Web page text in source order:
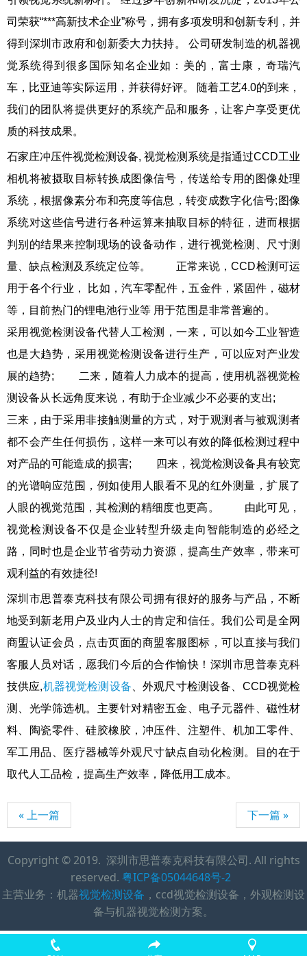
司荣获“***高新技术企业”称号，拥有多项发明和创新专利，并
得到深圳市政府和创新委大力扶持。 公司研发制造的机器视
觉系统得到很多国际知名企业如：美的，富士康，奇瑞汽
车，比亚迪等实际运用，并获得好评。 随着工艺4.0的到来，
我们的团队将提供更好的系统产品和服务，让客户享受更优
质的科技成果。
石家庄冲压件视觉检测设备, 视觉检测系统是指通过CCD工业
相机将被摄取目标转换成图像信号，传送给专用的图像处理
系统，根据像素分布和亮度等信息，转变成数字化信号;图像
系统对这些信号进行各种运算来抽取目标的特征，进而根据
判别的结果来控制现场的设备动作，进行视觉检测、尺寸测
量、缺点检测及系统定位等。 正常来说，CCD检测可运
用于各个行业， 比如，汽车零配件，五金件，紧固件，磁材
等，目前热门的锂电池行业等 用于范围是非常普遍的。
采用视觉检测设备代替人工检测，一来，可以如今工业智造
也是大趋势，采用视觉检测设备进行生产，可以应对产业发
展的趋势; 二来，随着人力成本的提高，使用机器视觉检
测设备从长远角度来说，有助于企业减少不必要的支出;
三来，由于采用非接触测量的方式，对于观测者与被观测者
都不会产生任何损伤，这样一来可以有效的降低检测过程中
对产品的可能造成的损害; 四来，视觉检测设备具有较宽
的光谱响应范围，例如使用人眼看不见的红外测量，扩展了
人眼的视觉范围，其检测的精细度也更高。 由此可见，
视觉检测设备不仅是企业转型升级走向智能制造的必经之
路，同时也是企业节省劳动力资源，提高生产效率，带来可
观利益的有效捷径!
深圳市思普泰克科技有限公司拥有很好的服务与产品，不断
地受到新老用户及业内人士的肯定和信任。我们公司是全网
商盟认证会员，点击页面的商盟客服图标，可以直接与我们
客服人员对话，愿我们今后的合作愉快！深圳市思普泰克科
技供应,机器视觉检测设备 、外观尺寸检测设备、CCD视觉检
测、光学筛选机。主要针对精密五金、电子元器件、磁性材
料、陶瓷零件、硅胶橡胶，冲压件、注塑件、机加工零件、
军工用品、医疗器械等外观尺寸缺点自动化检测。目的在于
取代人工品检，提高生产效率，降低用工成本。
« 上一篇 下一篇 »
Copyright © 2019. 深圳市思普泰克科技有限公司. All rights
reserved. 粤ICP备05044648号-2
主营业务：机器视觉检测设备 ，ccd视觉检测设备，外观检测设
备与机器视觉检测方案。